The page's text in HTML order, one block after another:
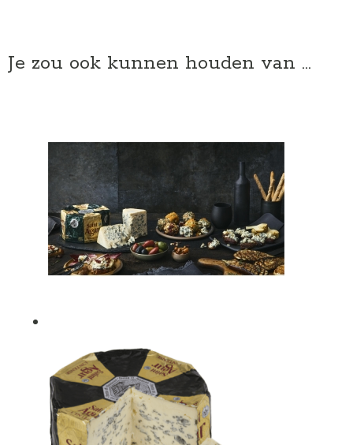
Je zou ook kunnen houden van …